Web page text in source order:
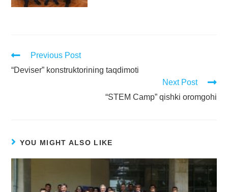
Previous Post
“Deviser” konstruktorining taqdimoti
Next Post
“STEM Camp” qishki oromgohi
YOU MIGHT ALSO LIKE